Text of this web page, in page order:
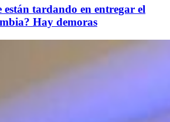
están tardando en entregar el
Hay demoras